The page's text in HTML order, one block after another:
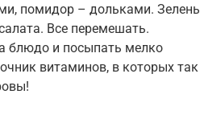
помидор – дольками. Зелень
Все перемешать.
блюдо и посыпать мелко
витаминов, в которых так